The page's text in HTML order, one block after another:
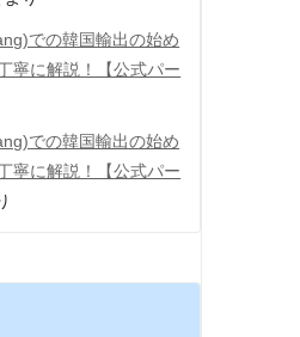
での韓国輸出の始め
寧に解説！【公式パー
での韓国輸出の始め
寧に解説！【公式パー